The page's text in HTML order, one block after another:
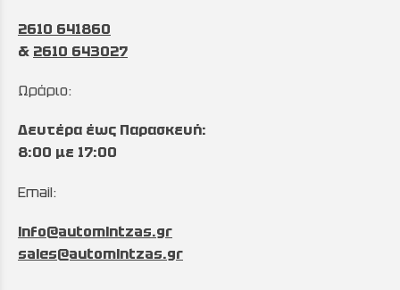
2610 641860
& 2610 643027
Ωράριο:
Δευτέρα έως Παρασκευή:
8:00 με 17:00
Email:
info@automintzas.gr
sales@automintzas.gr